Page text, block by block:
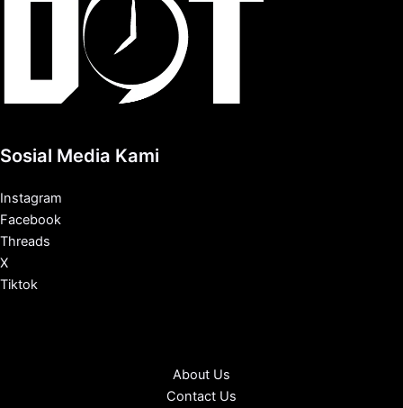
Sosial Media Kami
Instagram
Facebook
Threads
X
Tiktok
About Us
Contact Us